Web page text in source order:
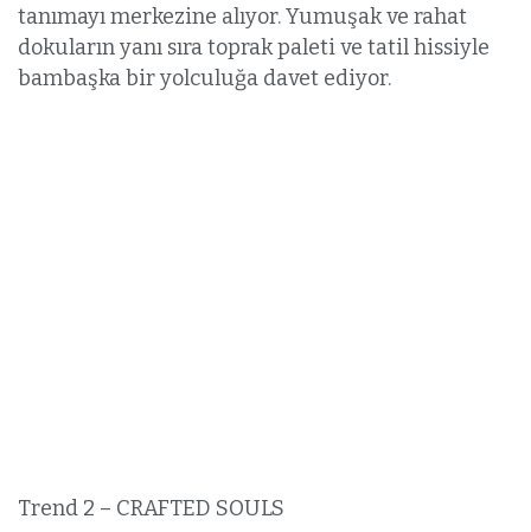
tanımayı merkezine alıyor. Yumuşak ve rahat
dokuların yanı sıra toprak paleti ve tatil hissiyle
bambaşka bir yolculuğa davet ediyor.
Trend 2 – CRAFTED SOULS